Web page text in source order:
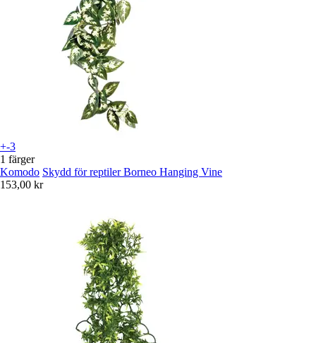
+-3
1 färger
Komodo Skydd för reptiler Borneo Hanging Vine
153,00 kr